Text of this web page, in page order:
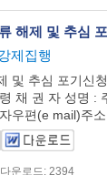
해제 및 추심
제집행
및 추심 포기신
채 권 자 성명 :
우편(e mail)주소
운로드: 2394